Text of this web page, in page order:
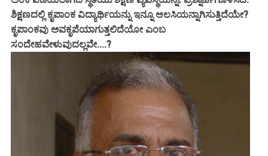
ಶಿಕ್ಷಣದಲ್ಲಿ ಕೃಪಾಂಕ ವಿದ್ಯಾರ್ಥಿಯನ್ನು ಇನ್ನೂ ಆಲಸಿಯನ್ನಾಗಿಸುತ್ತಿದೆಯೇ?
ಕೃಪಾಂಕವು ಅವಕೃಪೆಯಾಗುತ್ತಲಿದೆಯೋ ಎಂಬ
ಸಂದೇಹವೇಳುವುದಲ್ಲವೇ....?